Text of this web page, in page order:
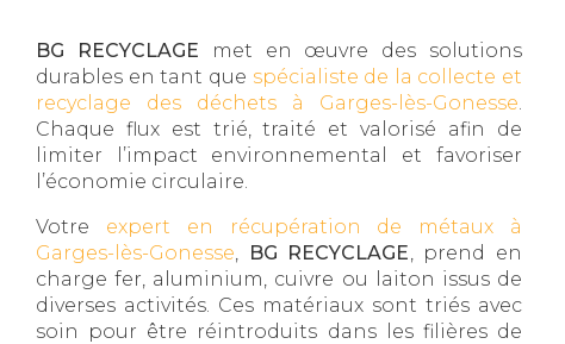
BG RECYCLAGE met en œuvre des solutions
durables en tant que spécialiste de la collecte et
recyclage des déchets à Garges-lès-Gonesse.
Chaque flux est trié, traité et valorisé afin de
limiter l’impact environnemental et favoriser
l’économie circulaire.
Votre expert en récupération de métaux à
Garges-lès-Gonesse, BG RECYCLAGE, prend en
charge fer, aluminium, cuivre ou laiton issus de
diverses activités. Ces matériaux sont triés avec
soin pour être réintroduits dans les filières de